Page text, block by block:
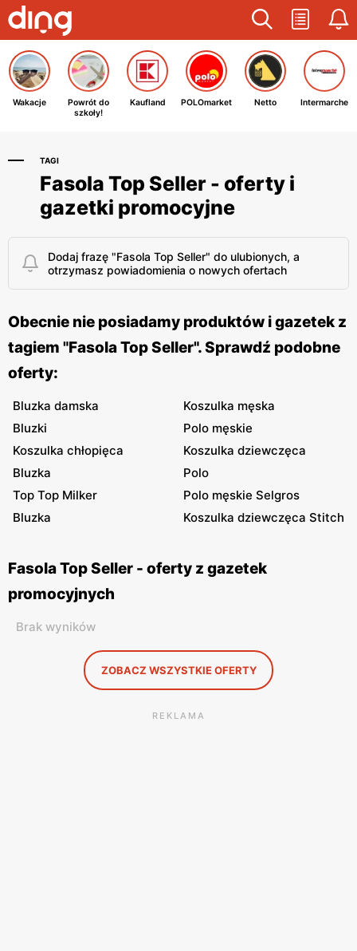
Wakacje
Powrót do
szkoły!
Kaufland POLOmarket Netto Intermarche
TAGI
Fasola Top Seller - oferty i
gazetki promocyjne
Dodaj frazę "Fasola Top Seller" do ulubionych, a
otrzymasz powiadomienia o nowych ofertach
Obecnie nie posiadamy produktów i gazetek z
tagiem "Fasola Top Seller". Sprawdź podobne
oferty:
Bluzka damska
Koszulka męska
Bluzki
Polo męskie
Koszulka chłopięca
Koszulka dziewczęca
Bluzka
Polo
Top Top Milker
Polo męskie Selgros
Bluzka
Koszulka dziewczęca Stitch
Fasola Top Seller - oferty z gazetek
promocyjnych
Brak wyników
ZOBACZ WSZYSTKIE OFERTY
REKLAMA